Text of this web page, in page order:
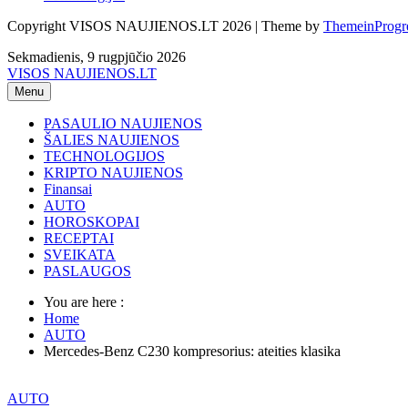
Copyright VISOS NAUJIENOS.LT 2026 | Theme by
Sekmadienis, 9 rugpjūčio 2026
VISOS NAUJIENOS.LT
Menu
PASAULIO NAUJIENOS
ŠALIES NAUJIENOS
TECHNOLOGIJOS
KRIPTO NAUJIENOS
Finansai
AUTO
HOROSKOPAI
RECEPTAI
SVEIKATA
PASLAUGOS
You are here :
Home
AUTO
Mercedes-Benz C230 kompresorius: ateities klasika
AUTO